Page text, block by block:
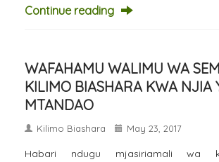
Continue reading
WAFAHAMU WALIMU WA
KILIMO BIASHARA KWA NJIA
MTANDAO
Kilimo Biashara May 23, 2017
Habari ndugu mjasiriamali wa